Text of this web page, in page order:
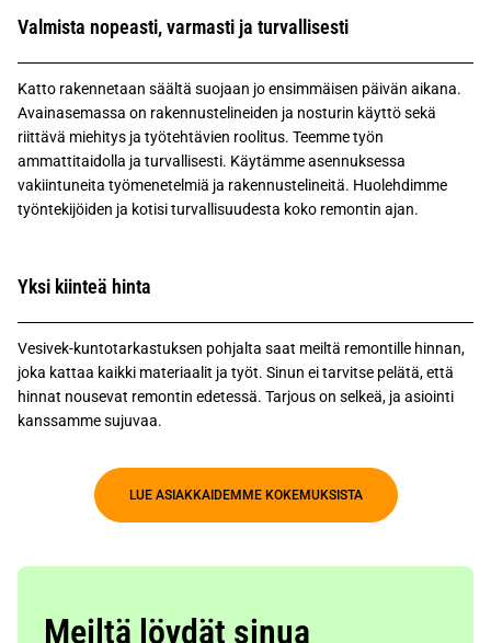
Valmista nopeasti, varmasti ja turvallisesti
Katto rakennetaan säältä suojaan jo ensimmäisen päivän aikana.
Avainasemassa on rakennustelineiden ja nosturin käyttö sekä
riittävä miehitys ja työtehtävien roolitus. Teemme työn
ammattitaidolla ja turvallisesti. Käytämme asennuksessa
vakiintuneita työmenetelmiä ja rakennustelineitä. Huolehdimme
työntekijöiden ja kotisi turvallisuudesta koko remontin ajan.
Yksi kiinteä hinta
Vesivek-kuntotarkastuksen pohjalta saat meiltä remontille hinnan,
joka kattaa kaikki materiaalit ja työt. Sinun ei tarvitse pelätä, että
hinnat nousevat remontin edetessä. Tarjous on selkeä, ja asiointi
kanssamme sujuvaa.
LUE ASIAKKAIDEMME KOKEMUKSISTA
Meiltä löydät sinua